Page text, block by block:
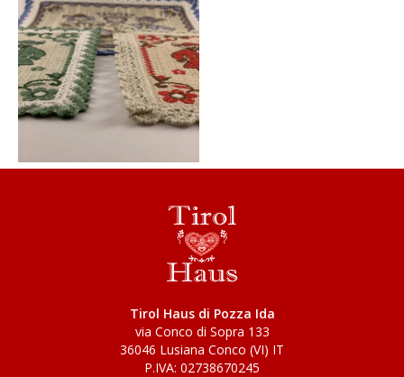
Tirol Haus di Pozza Ida
via Conco di Sopra 133
36046 Lusiana Conco (VI) IT
P.IVA: 02738670245